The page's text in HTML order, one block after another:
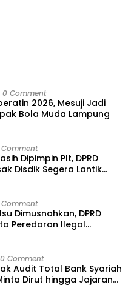
0 Comment
2026, Mesuji Jadi
Bola Muda Lampung
Dipimpin Plt, DPRD
Disdik Segera Lantik
Dimusnahkan, DPRD
Peredaran Ilegal
0 Comment
Audit Total Bank Syariah
Dirut hingga Jajaran